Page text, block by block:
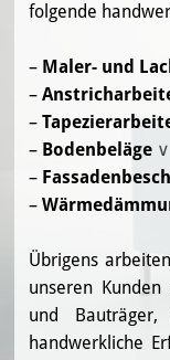
folgende
– Maler- und
Die Gestaltung
mit Ihnen und
kreativen
aussieht, wir
Tat umzusetzen.
Auch edle
Verputzen Ihrer
–
Wir führen
Innenbereich
oder Lackieren
–
Ob Rauhfaser,
und
Tapeten Ihrer
– Bodenbeläge ∨
Wir verlegen
aus
–
Wir reinigen
bei der Wahl
farblichen
–
dämmen
Heizkosten.
Übrigens
unseren
und
handwerkliche